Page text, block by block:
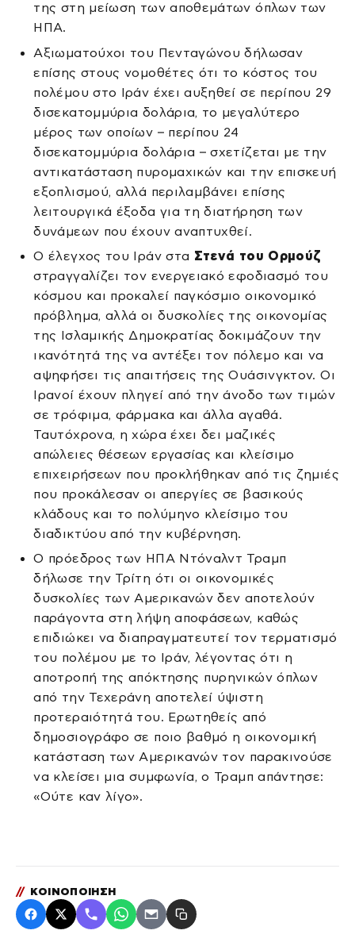
της στη μείωση των αποθεμάτων όπλων των
ΗΠΑ.
Αξιωματούχοι του Πενταγώνου δήλωσαν
επίσης στους νομοθέτες ότι το κόστος του
πολέμου στο Ιράν έχει αυξηθεί σε περίπου 29
δισεκατομμύρια δολάρια, το μεγαλύτερο
μέρος των οποίων – περίπου 24
δισεκατομμύρια δολάρια – σχετίζεται με την
αντικατάσταση πυρομαχικών και την επισκευή
εξοπλισμού, αλλά περιλαμβάνει επίσης
λειτουργικά έξοδα για τη διατήρηση των
δυνάμεων που έχουν αναπτυχθεί.
Ο έλεγχος του Ιράν στα Στενά του Ορμούζ
στραγγαλίζει τον ενεργειακό εφοδιασμό του
κόσμου και προκαλεί παγκόσμιο οικονομικό
πρόβλημα, αλλά οι δυσκολίες της οικονομίας
της Ισλαμικής Δημοκρατίας δοκιμάζουν την
ικανότητά της να αντέξει τον πόλεμο και να
αψηφήσει τις απαιτήσεις της Ουάσινγκτον. Οι
Ιρανοί έχουν πληγεί από την άνοδο των τιμών
σε τρόφιμα, φάρμακα και άλλα αγαθά.
Ταυτόχρονα, η χώρα έχει δει μαζικές
απώλειες θέσεων εργασίας και κλείσιμο
επιχειρήσεων που προκλήθηκαν από τις ζημιές
που προκάλεσαν οι απεργίες σε βασικούς
κλάδους και το πολύμηνο κλείσιμο του
διαδικτύου από την κυβέρνηση.
Ο πρόεδρος των ΗΠΑ Ντόναλντ Τραμπ
δήλωσε την Τρίτη ότι οι οικονομικές
δυσκολίες των Αμερικανών δεν αποτελούν
παράγοντα στη λήψη αποφάσεων, καθώς
επιδιώκει να διαπραγματευτεί τον τερματισμό
του πολέμου με το Ιράν, λέγοντας ότι η
αποτροπή της απόκτησης πυρηνικών όπλων
από την Τεχεράνη αποτελεί ύψιστη
προτεραιότητά του. Ερωτηθείς από
δημοσιογράφο σε ποιο βαθμό η οικονομική
κατάσταση των Αμερικανών τον παρακινούσε
να κλείσει μια συμφωνία, ο Τραμπ απάντησε:
«Ούτε καν λίγο».
// ΚΟΙΝΟΠΟΙΗΣΗ